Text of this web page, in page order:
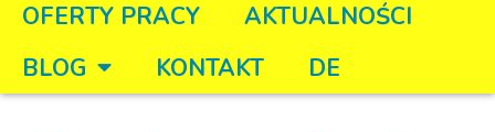
OFERTY PRACY
AKTUALNOŚCI
BLOG
KONTAKT DE